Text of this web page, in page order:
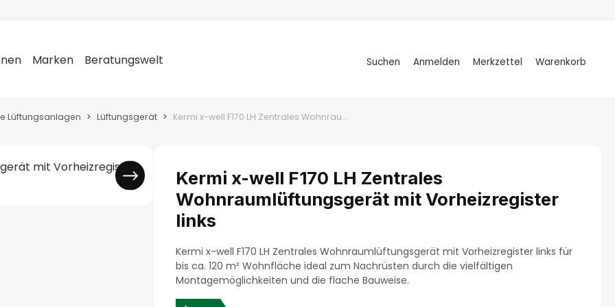
Marken Beratungswelt Suchen Anmelden Merkzettel Warenkorb
Lüftungsanlagen Lüftungsgerät Kermi x-well F170 LH Zentrales Wohnraumlüftungsgerät mit Vorheizregister links
Kermi x-well F170 LH Zentrales
Wohnraumlüftungsgerät mit Vorheizregister
links
Kermi x-well F170 LH Zentrales Wohnraumlüftungsgerät mit Vorheizregister links für
bis ca. 120 m² Wohnfläche ideal zum Nachrüsten durch die vielfältigen
Montagemöglichkeiten und die flache Bauweise.